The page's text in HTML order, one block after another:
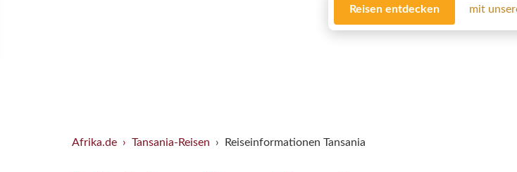
Reisen entdecken mit
Afrika.de Tansania-Reisen Reiseinformationen Tansania